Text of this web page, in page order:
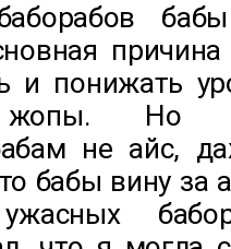
и понижать
жопы. Но
не айс,
бабы вину за